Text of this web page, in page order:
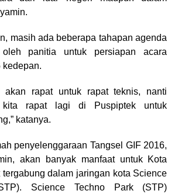
masih ada beberapa tahapan agenda
panitia untuk persiapan acara
kedepan.
akan rapat untuk rapat teknis, nanti
kita rapat lagi di Puspiptek untuk
katanya.
penyelenggaraan Tangsel GIF 2016,
akan banyak manfaat untuk Kota
tergabung dalam jaringan kota Science
Science Techno Park (STP)